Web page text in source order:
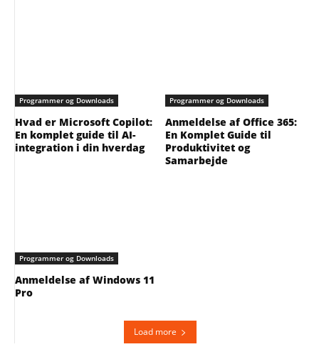
Programmer og Downloads
Hvad er Microsoft Copilot:
En komplet guide til AI-
integration i din hverdag
Programmer og Downloads
Anmeldelse af Office 365:
En Komplet Guide til
Produktivitet og
Samarbejde
Programmer og Downloads
Anmeldelse af Windows 11
Pro
Load more